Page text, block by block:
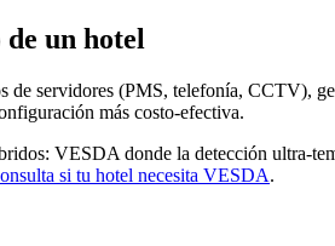
un hotel
de servidores (PMS, telefonía, CCTV),
más costo-efectiva.
VESDA donde la detección ultra-
si tu hotel necesita VESDA.